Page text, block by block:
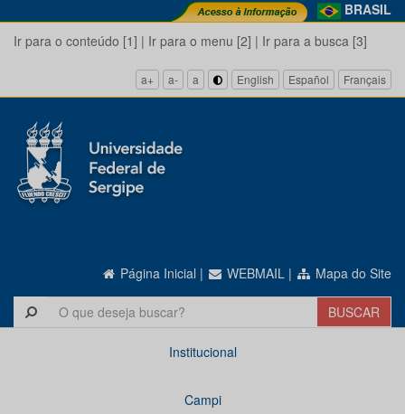
BRASIL
Ir para o conteúdo [1] | Ir para o menu [2] | Ir para a busca [3]
a+ a- a English Español Français
Página Inicial | WEBMAIL | Mapa do Site
Institucional
Campi